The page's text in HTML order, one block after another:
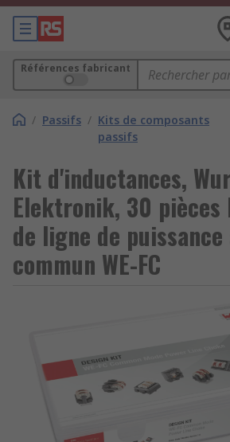
Références fabricant
/ Passifs / Kits de composants
passifs
Kit d'inductances,
Elektronik, 30 pièces
de ligne de puissance
commun WE-FC